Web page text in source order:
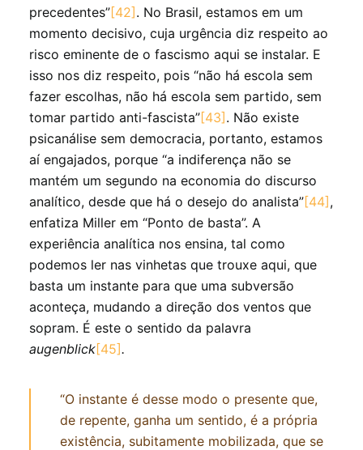
precedentes”[42] . No Brasil, estamos em um
momento decisivo, cuja urgência diz respeito ao
risco eminente de o fascismo aqui se instalar. E
isso nos diz respeito, pois “não há escola sem
fazer escolhas, não há escola sem partido, sem
tomar partido anti-fascista”[43] . Não existe
psicanálise sem democracia, portanto, estamos
aí engajados, porque “a indiferença não se
mantém um segundo na economia do discurso
analítico, desde que há o desejo do analista”[44] ,
enfatiza Miller em “Ponto de basta”. A
experiência analítica nos ensina, tal como
podemos ler nas vinhetas que trouxe aqui, que
basta um instante para que uma subversão
aconteça, mudando a direção dos ventos que
sopram. É este o sentido da palavra
augenblick[45].
“O instante é desse modo o presente que,
de repente, ganha um sentido, é a própria
existência, subitamente mobilizada, que se